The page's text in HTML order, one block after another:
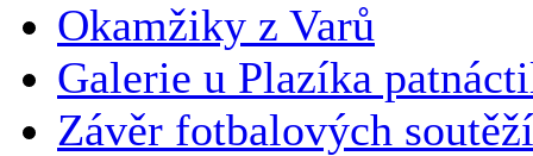
Okamžiky z Varů
Galerie u Plazíka
Závěr fotbalových soutěží